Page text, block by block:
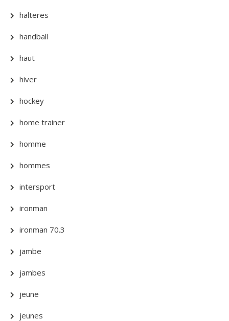
halteres
handball
haut
hiver
hockey
home trainer
homme
hommes
intersport
ironman
ironman 70.3
jambe
jambes
jeune
jeunes